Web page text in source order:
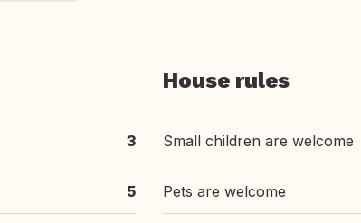
3
5
House rules
Small children are welcome
Pets are welcome